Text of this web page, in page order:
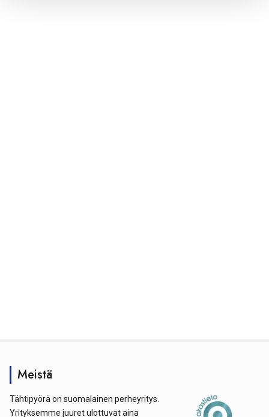
Meistä
Tähtipyörä on suomalainen perheyritys.
Yrityksemme juuret ulottuvat aina